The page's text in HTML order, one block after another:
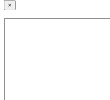
×